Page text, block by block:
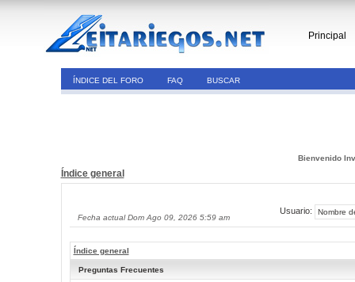
Principal
ÍNDICE DEL FORO FAQ BUSCAR
Bienvenido
Índice general
Fecha actual Dom Ago 09, 2026 5:59 am
Usuario:
Índice general
Preguntas Frecuentes